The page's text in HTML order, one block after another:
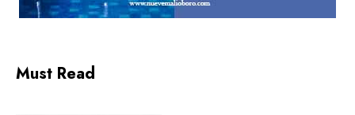
Must Read